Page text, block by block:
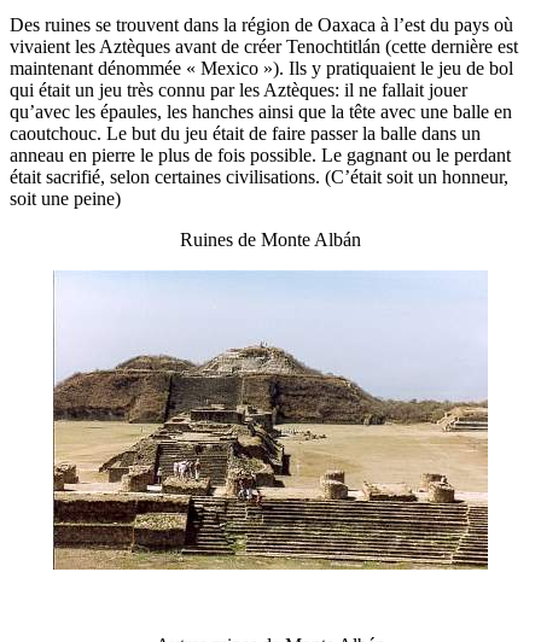
Des ruines se trouvent dans la région de Oaxaca à l’est du pays où
vivaient les Aztèques avant de créer Tenochtitlán (cette dernière est
maintenant dénommée « Mexico »). Ils y pratiquaient le jeu de bol
qui était un jeu très connu par les Aztèques: il ne fallait jouer
qu’avec les épaules, les hanches ainsi que la tête avec une balle en
caoutchouc. Le but du jeu était de faire passer la balle dans un
anneau en pierre le plus de fois possible. Le gagnant ou le perdant
était sacrifié, selon certaines civilisations. (C’était soit un honneur,
soit une peine)
Ruines de Monte Albán